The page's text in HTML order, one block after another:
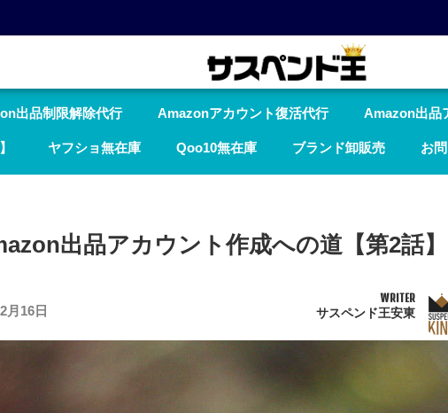
出品制限解除代行 Amazonアカウント復活代行 Amazon出品
ヤフショ無在庫 Qoo10無在庫 ブランド卸販売 お
出品アカウント作成への道【第2話】
月16日
WRITER
サスペンド王安東